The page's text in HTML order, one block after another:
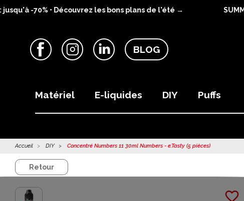
jusqu'à -70% • Découvrez les bons plans de l'été →
BLOG
Matériel E-liquides DIY Puffs
Accueil DIY Concentré Numbers 11 30ml Numbers - e.Tasty (5 pièces)
Retour
favorite_border